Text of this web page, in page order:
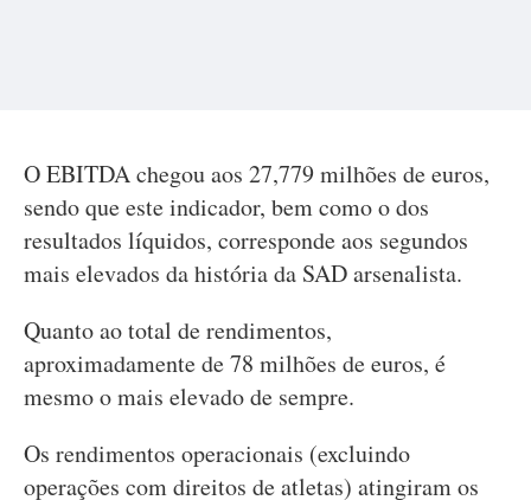
O EBITDA chegou aos 27,779 milhões de euros,
sendo que este indicador, bem como o dos
resultados líquidos, corresponde aos segundos
mais elevados da história da SAD arsenalista.
Quanto ao total de rendimentos,
aproximadamente de 78 milhões de euros, é
mesmo o mais elevado de sempre.
Os rendimentos operacionais (excluindo
operações com direitos de atletas) atingiram os